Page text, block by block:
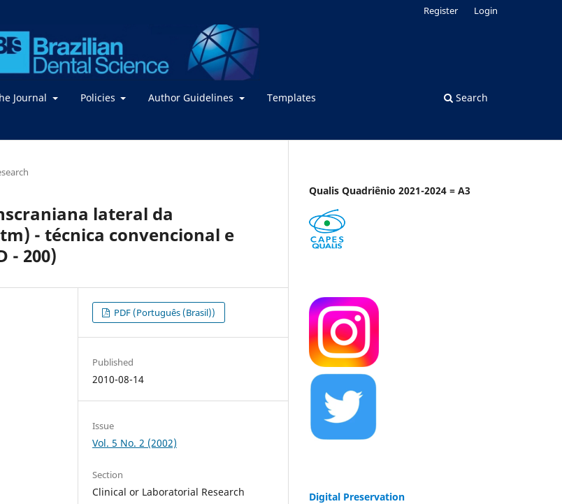
Journal Policies Author Guidelines Templates Search
Register Login
lateral da
- técnica convencional e
- 200)
PDF (Português (Brasil))
Published
2010-08-14
Issue
Vol. 5 No. 2 (2002)
Section
Clinical or Laboratorial Research
Qualis Quadriênio 2021-2024 = A3
Digital Preservation